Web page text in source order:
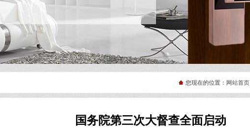
您现在的位置： 网站首页
国务院第三次大督查全面启动